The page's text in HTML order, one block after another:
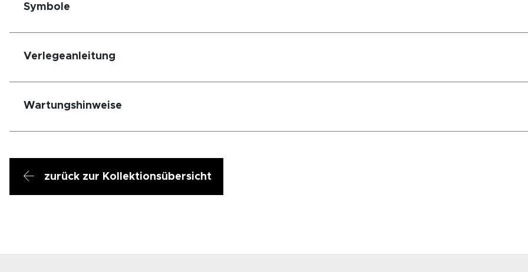
Symbole
Verlegeanleitung
Wartungshinweise
zurück zur Kollektionsübersicht